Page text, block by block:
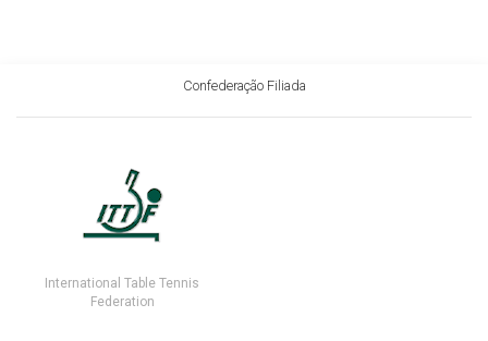
Confederação Filiada
International Table Tennis
Federation